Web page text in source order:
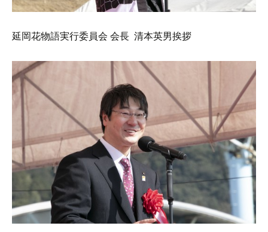
延岡花物語実行委員会 会長 清本英男挨拶